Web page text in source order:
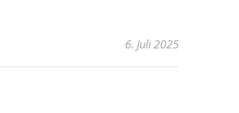
6. Juli 2025